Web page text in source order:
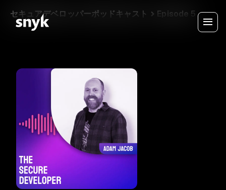
セキュアデベロッパーポッドキャスト Episode 5